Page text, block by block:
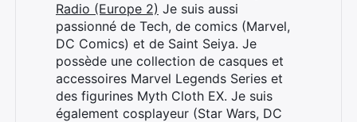
Radio (Europe 2) Je suis aussi
passionné de Tech, de comics (Marvel,
DC Comics) et de Saint Seiya. Je
possède une collection de casques et
accessoires Marvel Legends Series et
des figurines Myth Cloth EX. Je suis
également cosplayeur (Star Wars, DC